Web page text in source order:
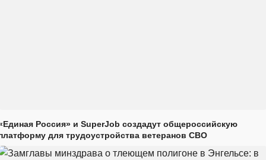
Россия» и SuperJob создадут общероссийскую
для трудоустройства ветеранов СВО